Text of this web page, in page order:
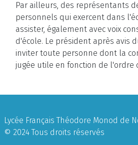
Par ailleurs, des représentants
personnels qui exercent dans
assister, également avec voix
d'école. Le président après avis
inviter toute personne dont la
jugée utile en fonction de l'ordre
Lycée Français Théodore Monod de
© 2024 Tous droits réservés